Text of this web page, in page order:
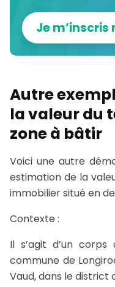
Je
Autre
la valeur du
zone à bâtir
Voici une autre
estimation de la
immobilier situé en
Contexte :
Il s’agit d’un
commune de
Vaud, dans le district